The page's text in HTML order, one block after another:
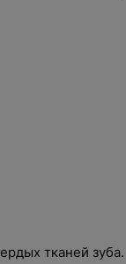
тканей зуба.